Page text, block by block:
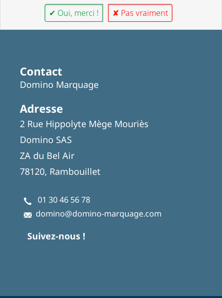
✔ Oui, merci ! ✘ Pas vraiment
Contact
Domino Marquage
Adresse
2 Rue Hippolyte Mège Mouriès
Domino SAS
ZA du Bel Air
78120, Rambouillet
01 30 46 56 78
domino@domino-marquage.com
Suivez-nous !